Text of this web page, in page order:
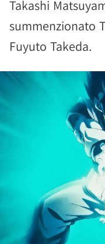
Takashi
summenzionato
Fuyuto Takeda.